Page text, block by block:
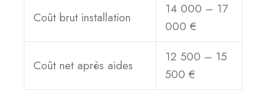
Coût brut installation
14 000 – 17
000 €
Coût net après aides
12 500 – 15
500 €